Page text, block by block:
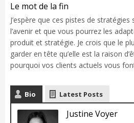
Le mot de la fin
J’espère que ces pistes de
l’avenir et que vous pourrez les
produit et stratégie. Je crois que le
garder en tête qu’elle est la raison
pourquoi vos clients actuels vous
Bio Latest Posts
Justine Voyer